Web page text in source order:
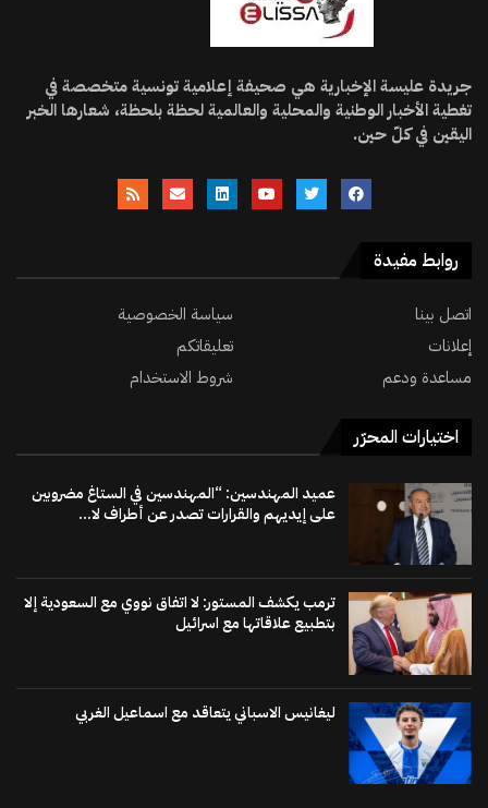
جريدة عليسة الإخبارية هي صحيفة إعلامية تونسية متخصصة في
تغطية الأخبار الوطنية والمحلية والعالمية لحظة بلحظة، شعارها الخبر
اليقين في كلّ حين.
روابط مفيدة
اتصل بينا
سياسة الخصوصية
إعلانات
تعليقاتكم
مساعدة ودعم
شروط الاستخدام
اختيارات المحرّر
عميد المهندسين: “المهندسين في الستاغ مضروبين
على إيديهم والقرارات تصدر عن أطراف لا...
ترمب يكشف المستور: لا اتفاق نووي مع السعودية إلا
بتطبيع علاقاتها مع اسرائيل
ليغانيس الاسباني يتعاقد مع اسماعيل الغربي